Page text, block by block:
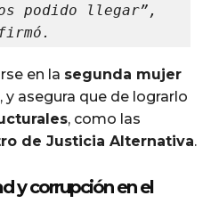
podido llegar”,
en la segunda mujer
, y asegura que de lograrlo
, como las
de Justicia Alternativa.
y corrupción en el